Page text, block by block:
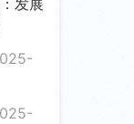
发展